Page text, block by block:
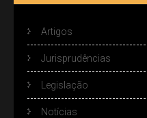
Artigos
Jurisprudências
Legislação
Notícias